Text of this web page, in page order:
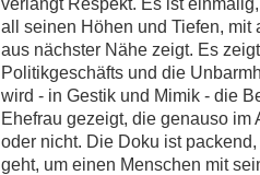
all seinen Höhen und Tiefen,
aus nächster Nähe zeigt. Es
Politikgeschäfts und die
wird - in Gestik und Mimik - die
Ehefrau gezeigt, die genauso im
oder nicht. Die Doku ist
geht, um einen Menschen mit